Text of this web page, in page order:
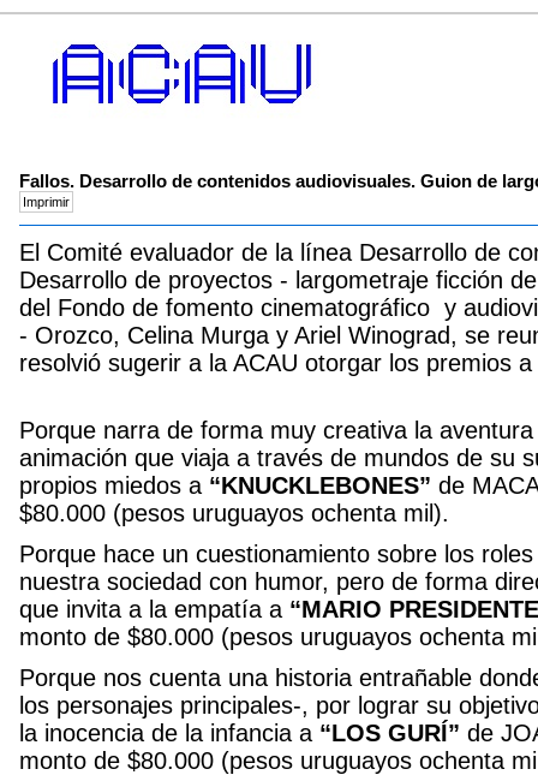
Fallos. Desarrollo de contenidos audiovisuales. Guion de
El Comité evaluador de la línea Desarrollo de
Desarrollo de proyectos - largometraje ficción
del Fondo de fomento cinematográfico y
- Orozco, Celina Murga y Ariel Winograd, se
resolvió sugerir a la ACAU otorgar los premios
Porque narra de forma muy creativa la
animación que viaja a través de mundos de su
propios miedos a “KNUCKLEBONES” de
$80.000 (pesos uruguayos ochenta mil).
Porque hace un cuestionamiento sobre los
nuestra sociedad con humor, pero de forma
que invita a la empatía a “MARIO
monto de $80.000 (pesos uruguayos ochenta
Porque nos cuenta una historia entrañable
los personajes principales-, por lograr su
la inocencia de la infancia a “LOS GURÍ” de
monto de $80.000 (pesos uruguayos ochenta